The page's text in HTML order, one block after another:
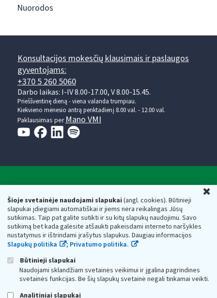
Šioje svetainėje naudojami slapukai(angl. cookies). Būtinieji
slapukai įdiegiami automatiškai ir jiems nėra reikalingas Jūsų
sutikimas. Taip pat galite sutikti ir su kitų slapukų naudojimu. Savo
sutikimą bet kada galėsite atšaukti pakeisdami interneto naršyklės
nustatymus ir ištrindami įrašytus slapukus. Daugiau informacijos
Slapukų politika
; Privatumo politika.
Būtinieji slapukai
Naudojami sklandžiam svetainės veikimui ir įgalina pagrindines
svetainės funkcijas. Be šių slapukų svetainė negali tinkamai veikti.
Analitiniai slapukai
Nuorodos
Konsultacijos mokesčių klausimais ir paslaugos
gyventojams:
+370 5 260 5060
Darbo laikas: I-IV 8.00-17.00, V 8.00-15.45.
Prieššventinę dieną - viena valanda trumpiau.
Kiekvieno mėnesio antrą penktadienį 8.00 val. - 12.00 val.
Paklausimas per Mano VMI
Respublikos finansų ministerijos
Biudžetinė įstaiga. Juridinio asmens kodas — 188659752,
adresas: Vasario 16-osios g. 14, 01107 Vilnius, Lietuva, el.paštas:
vmi@vmi.lt, E. pristatymo dėžutės adresas 188659752
Duomenys apie Valstybinę mokesčių inspekciją prie Lietuvos
Respublikos finansų ministerijos kaupiami ir saugomi Juridinių